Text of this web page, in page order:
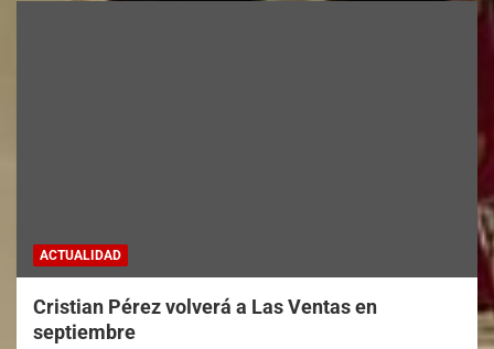
ACTUALIDAD
Cristian Pérez volverá a Las Ventas en
septiembre